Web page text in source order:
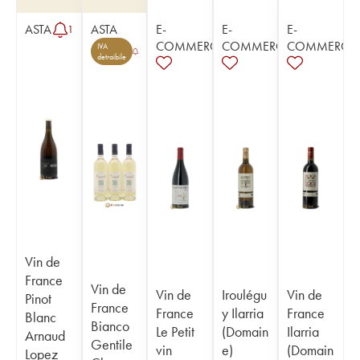
ASTA 1
Vin de
France
Pinot
Blanc
Arnaud
Lopez
ASTA
IVA
detraibile
Vin de
France
Bianco
Gentile
E-
COMMERCE
Vin de
France
Le Petit
vin
E-
COMMERCE
Iroulégu
y Ilarria
(Domain
e)
E-
COMMERCE
Vin de
France
Ilarria
(Domain